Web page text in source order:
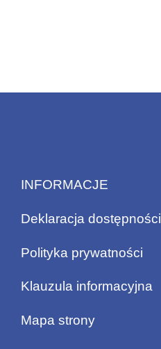
INFORMACJE
Deklaracja dostępności
Polityka prywatności
Klauzula informacyjna
Mapa strony